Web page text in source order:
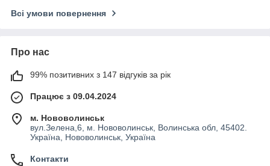
Всі умови повернення
Про нас
99% позитивних з 147 відгуків за рік
Працює з 09.04.2024
м. Нововолинськ
вул.Зелена,6, м. Нововолинськ, Волинська обл, 45402.
Україна, Нововолинськ, Україна
Контакти